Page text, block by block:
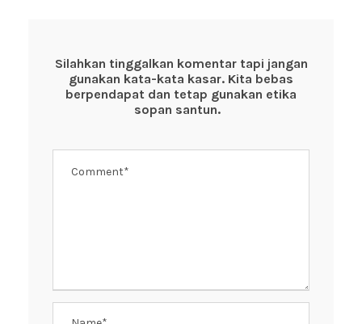
o
o
p
p
Silahkan tinggalkan komentar tapi jangan
gunakan kata-kata kasar. Kita bebas
berpendapat dan tetap gunakan etika
sopan santun.